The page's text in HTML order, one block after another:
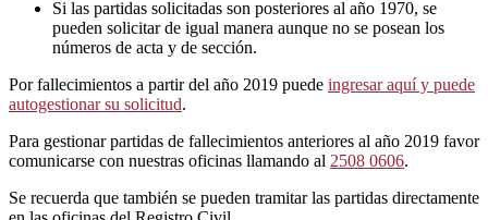
Si las partidas solicitadas son posteriores al año 1970, se
pueden solicitar de igual manera aunque no se posean los
números de acta y de sección.
Por fallecimientos a partir del año 2019 puede ingresar aquí y puede
autogestionar su solicitud.
Para gestionar partidas de fallecimientos anteriores al año 2019 favor
comunicarse con nuestras oficinas llamando al 2508 0606.
Se recuerda que también se pueden tramitar las partidas directamente